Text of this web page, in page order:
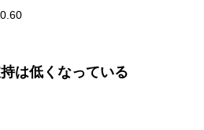
は低くなっている